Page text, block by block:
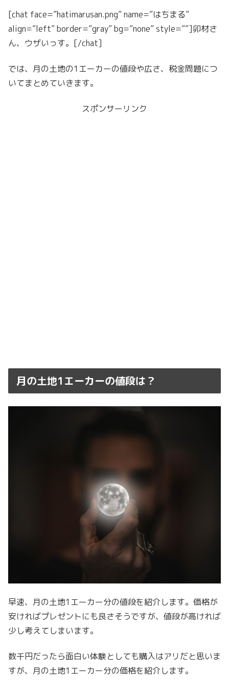
[chat face=”hatimarusan.png” name=”はちまる”
align=”left” border=”gray” bg=”none” style=””]卯材さ
ん、ウザいっす。[/chat]
では、月の土地の1エーカーの値段や広さ、税金問題につ
いてまとめていきます。
スポンサーリンク
月の土地1エーカーの値段は？
早速、月の土地1エーカー分の値段を紹介します。価格が
安ければプレゼントにも良さそうですが、値段が高ければ
少し考えてしまいます。
数千円だったら面白い体験としても購入はアリだと思いま
すが、月の土地1エーカー分の価格を紹介します。